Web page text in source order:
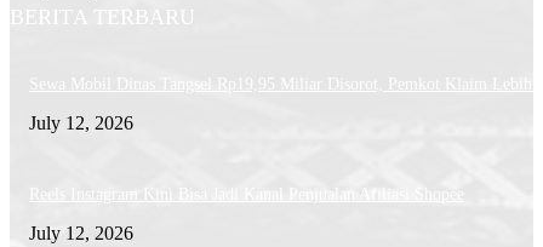
BERITA TERBARU
Sewa Mobil Dinas Tangsel Rp19,95 Miliar Disorot, Pemkot Klaim Lebih
July 12, 2026
Reels Instagram Kini Bisa Jadi Kanal Penjualan Afiliasi Shopee
July 12, 2026